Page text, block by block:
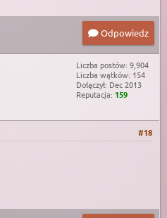
Odpowiedz
Liczba postów: 9,904
Liczba wątków: 154
Dołączył: Dec 2013
Reputacja: 159
#18